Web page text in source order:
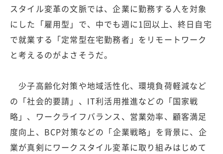
スタイル変革の文脈では、企業に勤務する人を対象
にした「雇用型」で、中でも週に1回以上、終日自宅
で就業する「定常型在宅勤務者」をリモートワーク
と考えるのがよさそうだ。
少子高齢化対策や地域活性化、環境負荷軽減など
の「社会的要請」、IT利活用推進などの「国家戦
略」、ワークライフバランス、営業効率、顧客満足
度向上、BCP対策などの「企業戦略」を背景に、企
業が真剣にワークスタイル変革に取り組みはじめて